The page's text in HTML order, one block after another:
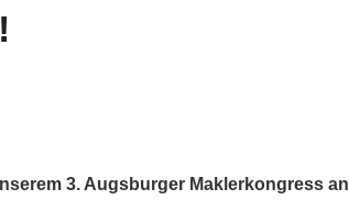
3. Augsburger Maklerkongress an